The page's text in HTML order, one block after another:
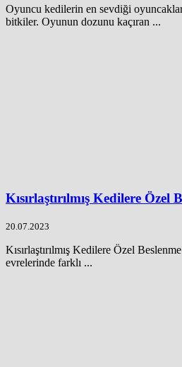
Oyuncu kedilerin en sevdiği
bitkiler. Oyunun dozunu kaçıran ...
Kısırlaştırılmış Kedilere Özel
20.07.2023
Kısırlaştırılmış Kedilere Özel
evrelerinde farklı ...